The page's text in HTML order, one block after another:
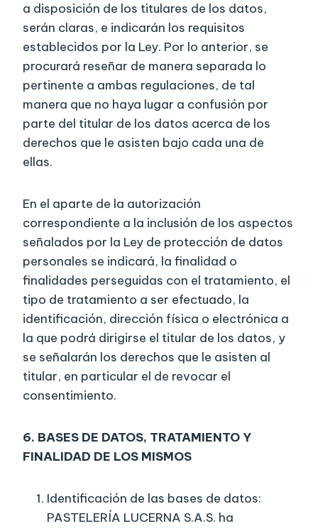
a disposición de los titulares de los datos,
serán claras, e indicarán los requisitos
establecidos por la Ley. Por lo anterior, se
procurará reseñar de manera separada lo
pertinente a ambas regulaciones, de tal
manera que no haya lugar a confusión por
parte del titular de los datos acerca de los
derechos que le asisten bajo cada una de
ellas.
En el aparte de la autorización
correspondiente a la inclusión de los aspectos
señalados por la Ley de protección de datos
personales se indicará, la finalidad o
finalidades perseguidas con el tratamiento, el
tipo de tratamiento a ser efectuado, la
identificación, dirección física o electrónica a
la que podrá dirigirse el titular de los datos, y
se señalarán los derechos que le asisten al
titular, en particular el de revocar el
consentimiento.
6. BASES DE DATOS, TRATAMIENTO Y
FINALIDAD DE LOS MISMOS
Identificación de las bases de datos:
PASTELERÍA LUCERNA S.A.S. ha